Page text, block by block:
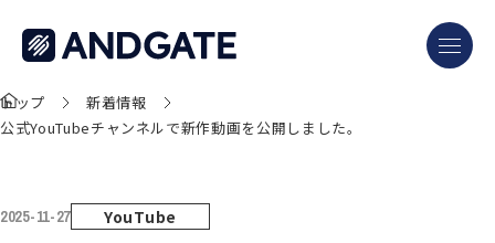
トップ
新着情報
公式YouTubeチャンネルで新作動画を公開しました。
2025-11-27 YouTube